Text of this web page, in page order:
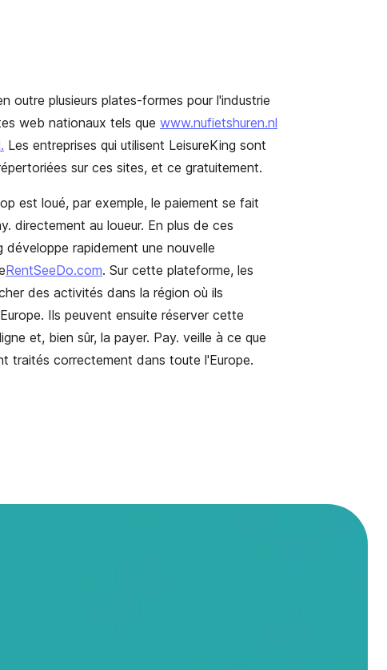
outre plusieurs plates-formes pour l'industrie
web nationaux tels que www.nufietshuren.nl
Les entreprises qui utilisent LeisureKing sont
sur ces sites, et ce gratuitement.
est loué, par exemple, le paiement se fait
directement au loueur. En plus de ces
développe rapidement une nouvelle
RentSeeDo.com. Sur cette plateforme, les
des activités dans la région où ils
Ils peuvent ensuite réserver cette
et, bien sûr, la payer. Pay. veille à ce que
traités correctement dans toute l'Europe.